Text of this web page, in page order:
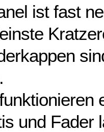
ist fast
und Fader